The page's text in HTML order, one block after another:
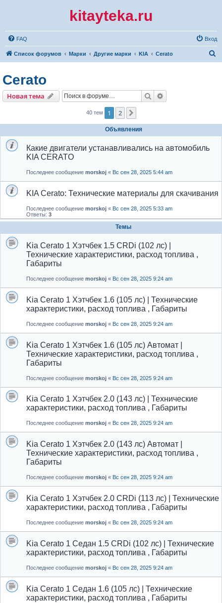
kitayteka.ru
FAQ Вход
Список форумов Марки Другие марки KIA Cerato
Cerato
Новая тема Поиск
40 тем 1 2
Объявления
Какие двигатели устанавливались на автомобиль
KIA CERATO
Последнее сообщение morskoj « Вс сен 28, 2025 5:44 am
KIA Cerato: Технические материалы для скачивания
Последнее сообщение morskoj « Вс сен 28, 2025 5:33 am
Ответы: 3
Темы
Kia Cerato 1 Хэтчбек 1.5 CRDi (102 лс) |
Технические характеристики, расход топлива ,
Габариты
Последнее сообщение morskoj « Вс сен 28, 2025 9:24 am
Kia Cerato 1 Хэтчбек 1.6 (105 лс) | Технические
характеристики, расход топлива , Габариты
Последнее сообщение morskoj « Вс сен 28, 2025 9:24 am
Kia Cerato 1 Хэтчбек 1.6 (105 лс) Автомат |
Технические характеристики, расход топлива ,
Габариты
Последнее сообщение morskoj « Вс сен 28, 2025 9:24 am
Kia Cerato 1 Хэтчбек 2.0 (143 лс) | Технические
характеристики, расход топлива , Габариты
Последнее сообщение morskoj « Вс сен 28, 2025 9:24 am
Kia Cerato 1 Хэтчбек 2.0 (143 лс) Автомат |
Технические характеристики, расход топлива ,
Габариты
Последнее сообщение morskoj « Вс сен 28, 2025 9:24 am
Kia Cerato 1 Хэтчбек 2.0 CRDi (113 лс) | Технические
характеристики, расход топлива , Габариты
Последнее сообщение morskoj « Вс сен 28, 2025 9:24 am
Kia Cerato 1 Седан 1.5 CRDi (102 лс) | Технические
характеристики, расход топлива , Габариты
Последнее сообщение morskoj « Вс сен 28, 2025 9:24 am
Kia Cerato 1 Седан 1.6 (105 лс) | Технические
характеристики, расход топлива , Габариты